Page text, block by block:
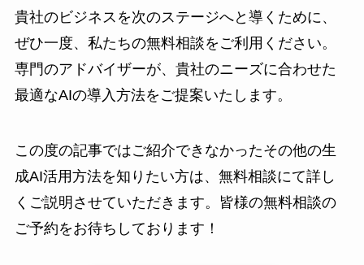
貴社のビジネスを次のステージへと導くために、
ぜひ一度、私たちの無料相談をご利用ください。
専門のアドバイザーが、貴社のニーズに合わせた
最適なAIの導入方法をご提案いたします。
この度の記事ではご紹介できなかったその他の生
成AI活用方法を知りたい方は、無料相談にて詳し
くご説明させていただきます。皆様の無料相談の
ご予約をお待ちしております！